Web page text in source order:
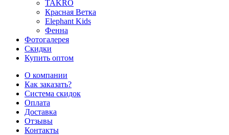
TAKRO
Красная Ветка
Elephant Kids
Фенна
Фотогалерея
Скидки
Купить оптом
О компании
Как заказать?
Система скидок
Оплата
Доставка
Отзывы
Контакты